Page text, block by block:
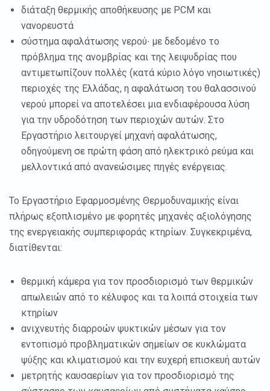
διάταξη θερμικής αποθήκευσης με PCM και
νανορευστά
σύστημα αφαλάτωσης νερού∙ με δεδομένο το
πρόβλημα της ανομβρίας και της λειψυδρίας που
αντιμετωπίζουν πολλές (κατά κύριο λόγο νησιωτικές)
περιοχές της Ελλάδας, η αφαλάτωση του θαλασσινού
νερού μπορεί να αποτελέσει μια ενδιαφέρουσα λύση
για την υδροδότηση των περιοχών αυτών. Στο
Εργαστήριο λειτουργεί μηχανή αφαλάτωσης,
οδηγούμενη σε πρώτη φάση από ηλεκτρικό ρεύμα και
μελλοντικά από ανανεώσιμες πηγές ενέργειας.
Το Εργαστήριο Εφαρμοσμένης Θερμοδυναμικής είναι
πλήρως εξοπλισμένο με φορητές μηχανές αξιολόγησης
της ενεργειακής συμπεριφοράς κτηρίων. Συγκεκριμένα,
διατίθενται:
θερμική κάμερα για τον προσδιορισμό των θερμικών
απωλειών από το κέλυφος και τα λοιπά στοιχεία των
κτηρίων
ανιχνευτής διαρροών ψυκτικών μέσων για τον
εντοπισμό προβληματικών σημείων σε κυκλώματα
ψύξης και κλιματισμού και την ευχερή επισκευή αυτών
μετρητής καυσαερίων για τον προσδιορισμό της